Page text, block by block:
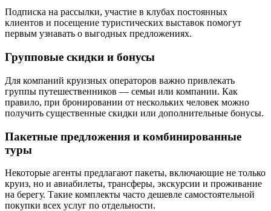
Подписка на рассылки, участие в клубах постоянных
клиентов и посещение туристических выставок помогут
первым узнавать о выгодных предложениях.
Групповые скидки и бонусы
Для компаний круизных операторов важно привлекать
группы путешественников — семьи или компании. Как
правило, при бронировании от нескольких человек можно
получить существенные скидки или дополнительные бонусы.
Пакетные предложения и комбинированные
туры
Некоторые агенты предлагают пакеты, включающие не только
круиз, но и авиабилеты, трансферы, экскурсии и проживание
на берегу. Такие комплекты часто дешевле самостоятельной
покупки всех услуг по отдельности.